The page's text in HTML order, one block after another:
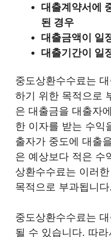
대출계약서에
된 경우
대출금액이 일
대출기간이 일
중도상환수수료는
하기 위한 목적으로
은 대출금을 대출자
한 이자를 받는 수익
출자가 중도에 대출
은 예상보다 적은 수
상환수수료는 이러
목적으로 부과됩니다.
중도상환수수료는
될 수 있습니다. 따